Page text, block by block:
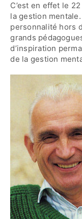
C’est en effet le
la gestion
personnalité hors
grands
d’inspiration
de la gestion